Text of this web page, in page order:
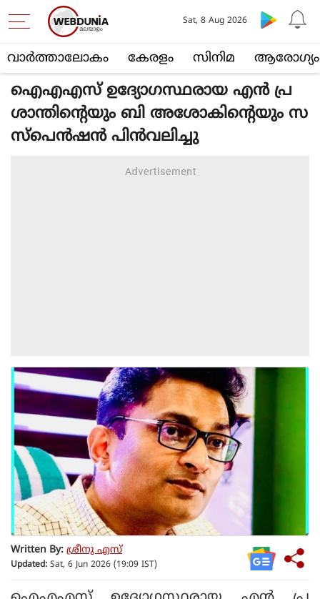
വാര്‍ത്താലോകം കേരളം സിനിമ ആരോഗ്യം
Sat, 8 Aug 2026
ഐഎഎസ് ഉദ്യോഗസ്ഥരായ എന്‍ പ്ര
ശാന്തിന്റെയും ബി അശോകിന്റെയും സ
സ്‌പെന്‍ഷന്‍ പിന്‍വലിച്ചു
Written By: ശ്രീനു എസ്
Updated: Sat, 6 Jun 2026 (19:09 IST)